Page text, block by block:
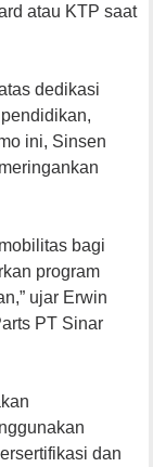
atau KTP saat
dedikasi
ini, Sinsen
bagi
program
ujar Erwin
PT Sinar
dan